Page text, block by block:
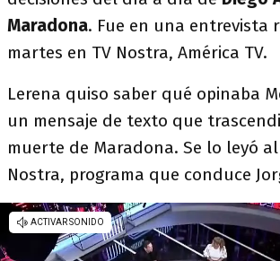
Maradona. Fue en una entrevista
martes en TV Nostra, América TV.
Lerena quiso saber qué opinaba
un mensaje de texto que
muerte de Maradona. Se lo leyó
Nostra, programa que conduce